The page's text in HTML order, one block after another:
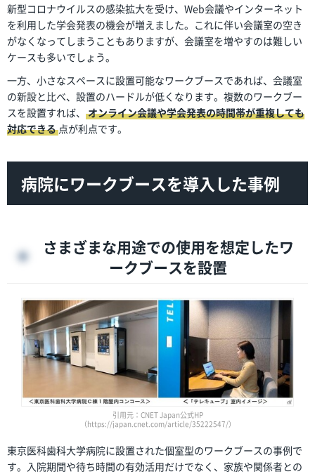
新型コロナウイルスの感染拡大を受け、Web会議やインターネット
を利用した学会発表の機会が増えました。これに伴い会議室の空き
がなくなってしまうこともありますが、会議室を増やすのは難しい
ケースも多いでしょう。
一方、小さなスペースに設置可能なワークブースであれば、会議室
の新設と比べ、設置のハードルが低くなります。複数のワークブー
スを設置すれば、
オンライン会議や学会発表の時間帯が重複しても
対応できる点が利点です。
病院にワークブースを導入した事例
さまざまな用途での使用を想定したワ
ークブースを設置
引用元：CNET Japan公式HP
（https://japan.cnet.com/article/35222547/）
東京医科歯科大学病院に設置された個室型のワークブースの事例で
す。入院期間や待ち時間の有効活用だけでなく、家族や関係者との